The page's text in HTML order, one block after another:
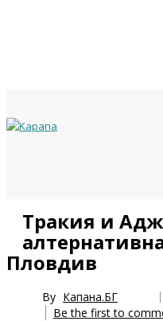
Тракия и
Пловдив
By Капана.БГ
Be the first to
Year
Month
Year
Month